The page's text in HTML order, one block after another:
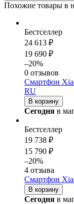
Похожие товары в
Бестселлер
24 613 ₽
19 690 ₽
–20%
0 отзывов
Смартфон
RU
В корзину
Сегодня в
Бестселлер
19 738 ₽
15 790 ₽
–20%
4 отзыва
Смартфон
В корзину
Сегодня в